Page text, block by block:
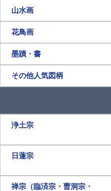
山水画
花鳥画
墨蹟・書
その他人気図柄
浄土宗
日蓮宗
禅宗（臨済宗・曹洞宗・